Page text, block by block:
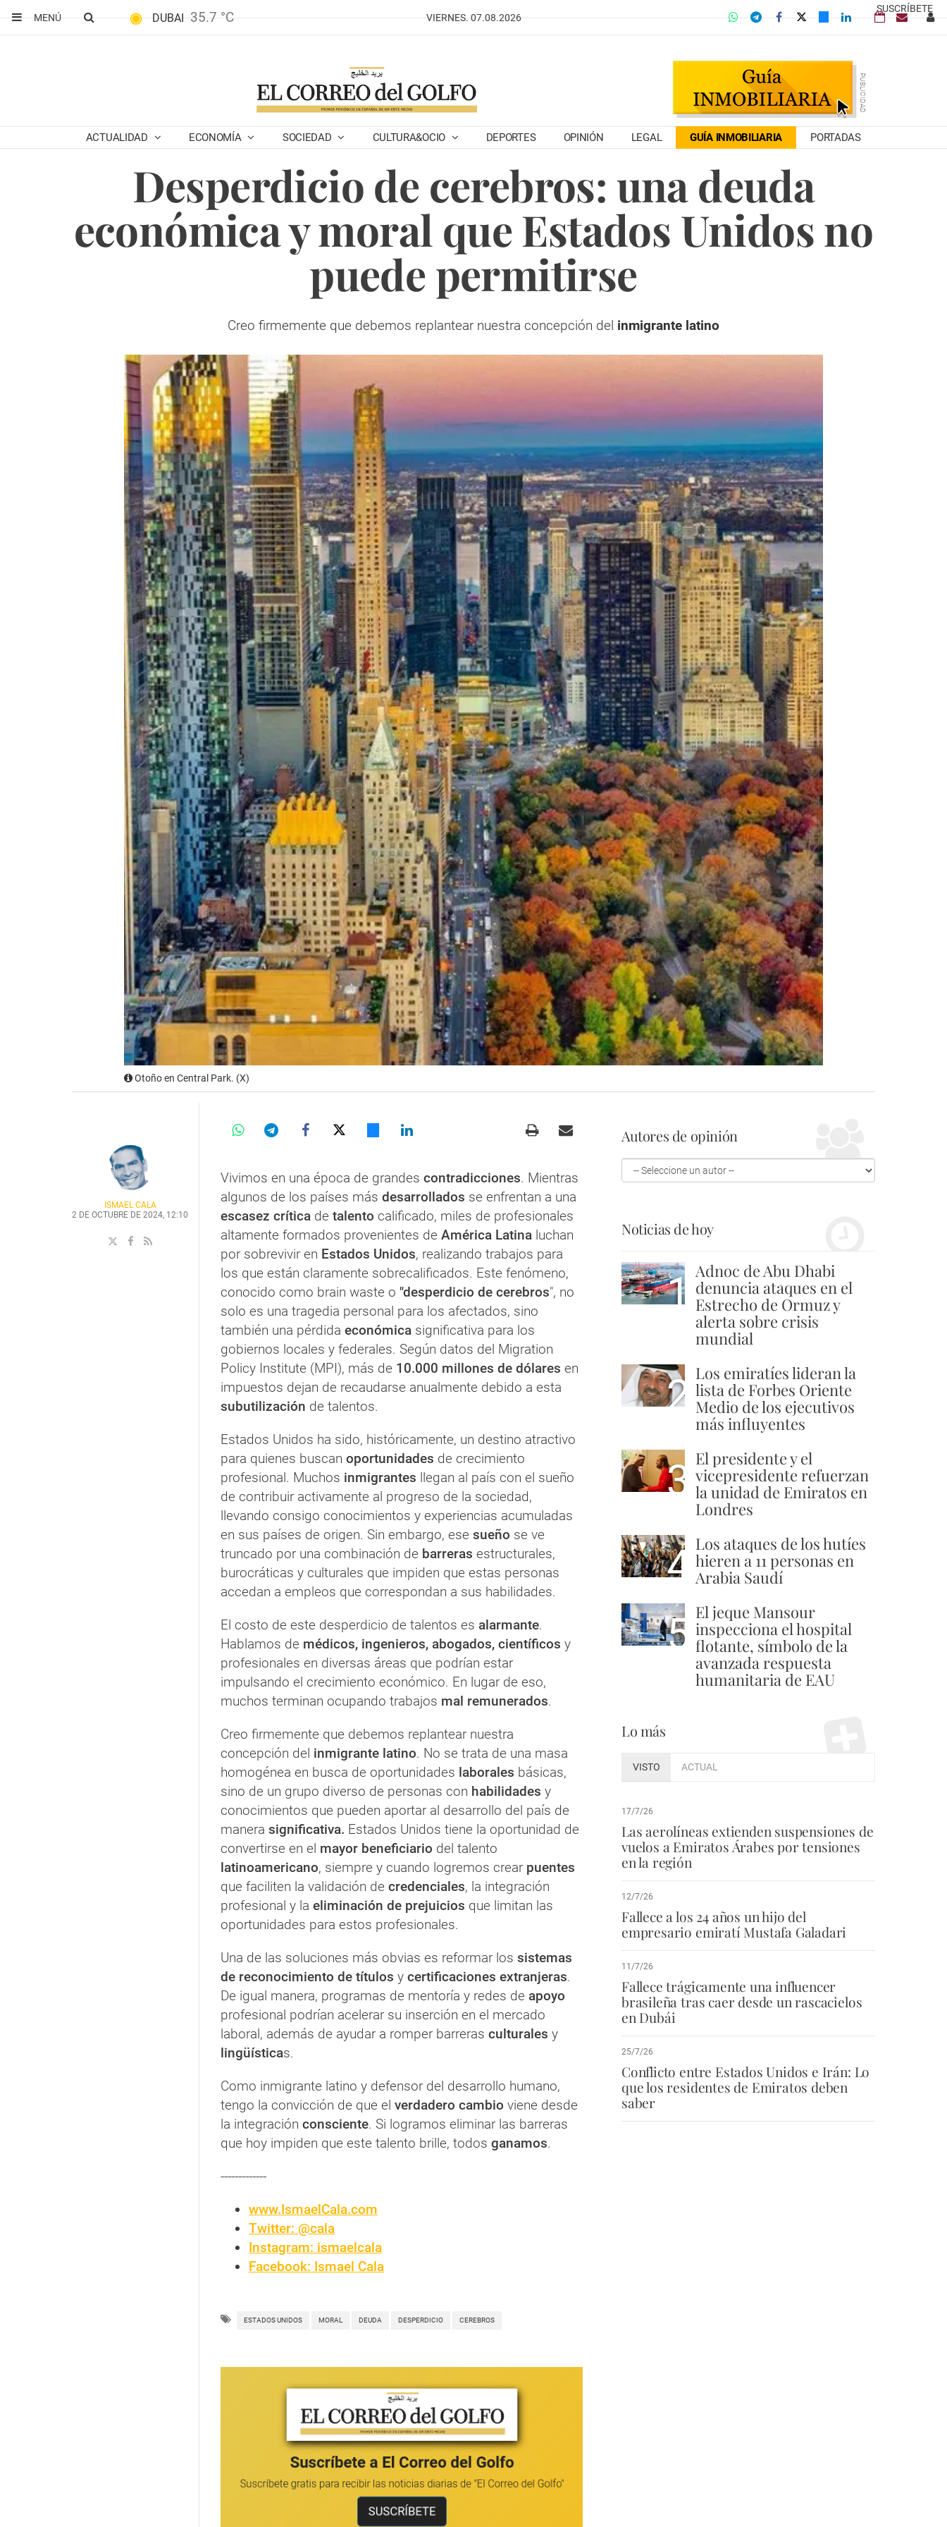
SUSCRÍBETE
MENÚ
DUBAI 35.7 °C VIERNES. 07.08.2026
ACTUALIDAD ECONOMÍA SOCIEDAD CULTURA&OCIO DEPORTES OPINIÓN LEGAL GUÍA INMOBILIARIA PORTADAS
Desperdicio de cerebros: una deuda
económica y moral que Estados Unidos no
puede permitirse
Creo firmemente que debemos replantear nuestra concepción del inmigrante latino
Otoño en Central Park. (X)
ISMAEL CALA
2 DE OCTUBRE DE 2024, 12:10
Vivimos en una época de grandes contradicciones. Mientras
algunos de los países más desarrollados se enfrentan a una
escasez crítica de talento calificado, miles de profesionales
altamente formados provenientes de América Latina luchan
por sobrevivir en Estados Unidos, realizando trabajos para
los que están claramente sobrecalificados. Este fenómeno,
conocido como brain waste o "desperdicio de cerebros", no
solo es una tragedia personal para los afectados, sino
también una pérdida económica significativa para los
gobiernos locales y federales. Según datos del Migration
Policy Institute (MPI), más de 10.000 millones de dólares en
impuestos dejan de recaudarse anualmente debido a esta
subutilización de talentos.
Estados Unidos ha sido, históricamente, un destino atractivo
para quienes buscan oportunidades de crecimiento
profesional. Muchos inmigrantes llegan al país con el sueño
de contribuir activamente al progreso de la sociedad,
llevando consigo conocimientos y experiencias acumuladas
en sus países de origen. Sin embargo, ese sueño se ve
truncado por una combinación de barreras estructurales,
burocráticas y culturales que impiden que estas personas
accedan a empleos que correspondan a sus habilidades.
El costo de este desperdicio de talentos es alarmante.
Hablamos de médicos, ingenieros, abogados, científicos y
profesionales en diversas áreas que podrían estar
impulsando el crecimiento económico. En lugar de eso,
muchos terminan ocupando trabajos mal remunerados.
Creo firmemente que debemos replantear nuestra
concepción del inmigrante latino. No se trata de una masa
homogénea en busca de oportunidades laborales básicas,
sino de un grupo diverso de personas con habilidades y
conocimientos que pueden aportar al desarrollo del país de
manera significativa. Estados Unidos tiene la oportunidad de
convertirse en el mayor beneficiario del talento
latinoamericano, siempre y cuando logremos crear puentes
que faciliten la validación de credenciales, la integración
profesional y la eliminación de prejuicios que limitan las
oportunidades para estos profesionales.
Una de las soluciones más obvias es reformar los sistemas
de reconocimiento de títulos y certificaciones extranjeras.
De igual manera, programas de mentoría y redes de apoyo
profesional podrían acelerar su inserción en el mercado
laboral, además de ayudar a romper barreras culturales y
lingüísticas.
Como inmigrante latino y defensor del desarrollo humano,
tengo la convicción de que el verdadero cambio viene desde
la integración consciente. Si logramos eliminar las barreras
que hoy impiden que este talento brille, todos ganamos.
-------------
www.IsmaelCala.com
Twitter: @cala
Instagram: ismaelcala
Facebook: Ismael Cala
ESTADOS UNIDOS MORAL DEUDA DESPERDICIO CEREBROS
Autores de opinión
Noticias de hoy
1 Adnoc de Abu Dhabi
denuncia ataques en el
Estrecho de Ormuz y
alerta sobre crisis
mundial
2 Los emiratíes lideran la
lista de Forbes Oriente
Medio de los ejecutivos
más influyentes
3 El presidente y el
vicepresidente refuerzan
la unidad de Emiratos en
Londres
4 Los ataques de los hutíes
hieren a 11 personas en
Arabia Saudí
5 El jeque Mansour
inspecciona el hospital
flotante, símbolo de la
avanzada respuesta
humanitaria de EAU
Lo más
VISTO ACTUAL
17/7/26
Las aerolíneas extienden suspensiones de
vuelos a Emiratos Árabes por tensiones
en la región
12/7/26
Fallece a los 24 años un hijo del
empresario emiratí Mustafa Galadari
11/7/26
Fallece trágicamente una influencer
brasileña tras caer desde un rascacielos
en Dubái
25/7/26
Conflicto entre Estados Unidos e Irán: Lo
que los residentes de Emiratos deben
saber